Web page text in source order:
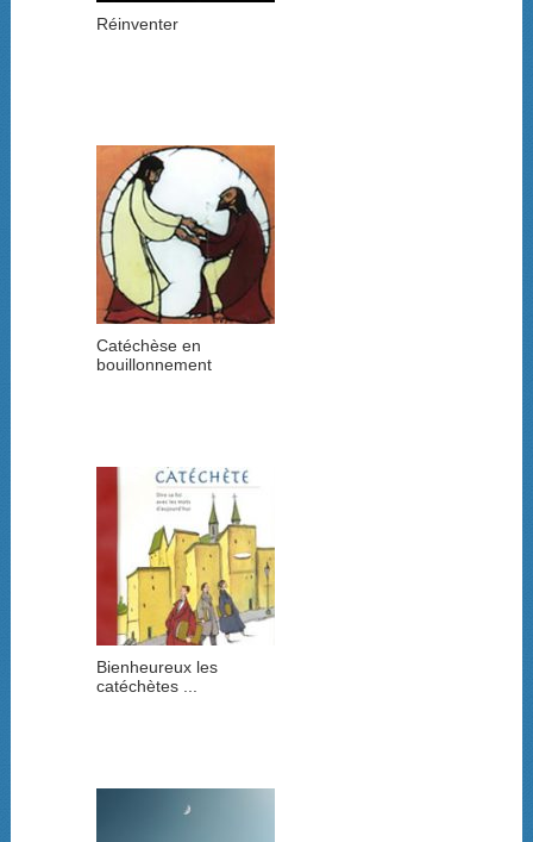
Réinventer
Catéchèse en
bouillonnement
Bienheureux les
catéchètes ...